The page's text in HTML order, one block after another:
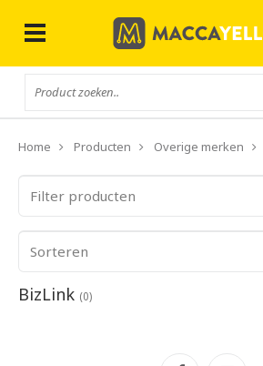
Home Producten Overige merken
Filter producten
Sorteren
BizLink (0)